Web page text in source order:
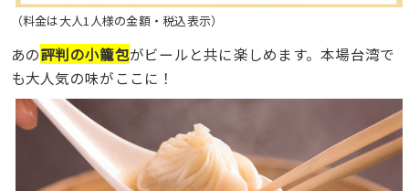
（料金は大人1人様の金額・税込表示）
あの評判の小籠包がビールと共に楽しめます。本場台湾で
も大人気の味がここに！